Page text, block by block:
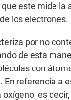
este mide la
los electrones.
por no
de esta
con
referencia a
es